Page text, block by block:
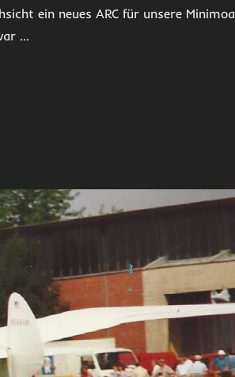
ein neues ARC für unsere Minimoa
…
DER TRAGFLÄCHEN“